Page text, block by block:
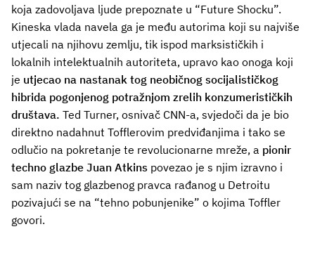
koja zadovoljava ljude prepoznate u “Future Shocku”.
Kineska vlada navela ga je među autorima koji su najviše
utjecali na njihovu zemlju, tik ispod marksističkih i
lokalnih intelektualnih autoriteta, upravo kao onoga koji
je utjecao na nastanak tog neobičnog socijalističkog
hibrida pogonjenog potražnjom zrelih konzumerističkih
društava. Ted Turner, osnivač CNN-a, svjedoči da je bio
direktno nadahnut Tofflerovim predviđanjima i tako se
odlučio na pokretanje te revolucionarne mreže, a pionir
techno glazbe Juan Atkins povezao je s njim izravno i
sam naziv tog glazbenog pravca rađanog u Detroitu
pozivajući se na “tehno pobunjenike” o kojima Toffler
govori.